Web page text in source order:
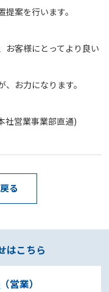
案を行います。
お客様にとってより良い
お力になります。
営業事業部直通)
る
はこちら
（営業）